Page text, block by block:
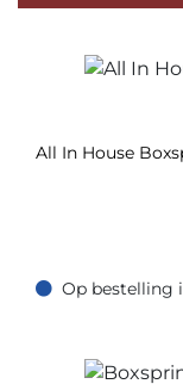
All In House
Op bestelling in
Op bestelling